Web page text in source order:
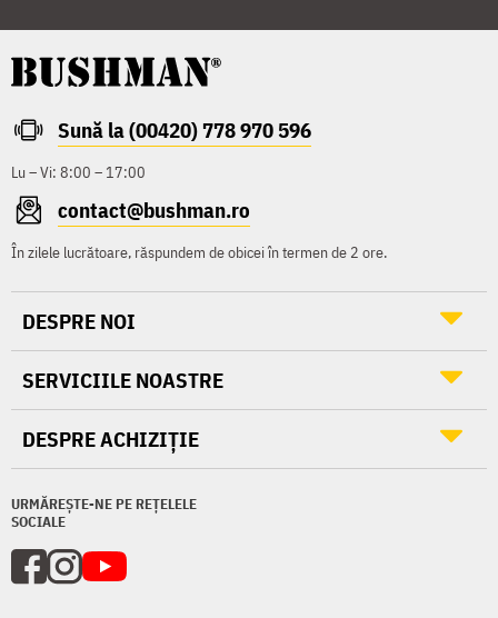
Sună la (00420) 778 970 596
Lu – Vi: 8:00 – 17:00
contact@bushman.ro
În zilele lucrătoare, răspundem de obicei în termen de 2 ore.
URMĂREȘTE-NE PE REȚELELE
SOCIALE
DESPRE NOI
SERVICIILE NOASTRE
DESPRE ACHIZIȚIE